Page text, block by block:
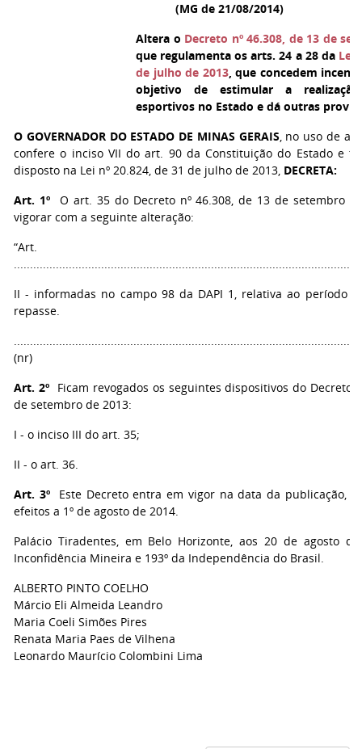
(MG de 21/08/2014)
Altera o Decreto nº 46.308, de 13 de
que regulamenta os arts. 24 a 28 da Lei
de julho de 2013, que concedem
objetivo de estimular a
esportivos no Estado e dá outras
O GOVERNADOR DO ESTADO DE MINAS GERAIS, no uso de
confere o inciso VII do art. 90 da Constituição do Estado e
disposto na Lei nº 20.824, de 31 de julho de 2013, DECRETA:
Art. 1ºO art. 35 do Decreto nº 46.308, de 13 de setembro
vigorar com a seguinte alteração:
“Art.
II - informadas no campo 98 da DAPI 1, relativa ao período
repasse.
(nr)
Art. 2ºFicam revogados os seguintes dispositivos do Decreto
de setembro de 2013:
I - o inciso III do art. 35;
II - o art. 36.
Art. 3ºEste Decreto entra em vigor na data da publicação,
efeitos a 1º de agosto de 2014.
Palácio Tiradentes, em Belo Horizonte, aos 20 de agosto
Inconfidência Mineira e 193º da Independência do Brasil.
ALBERTO PINTO COELHO
Márcio Eli Almeida Leandro
Maria Coeli Simões Pires
Renata Maria Paes de Vilhena
Leonardo Maurício Colombini Lima